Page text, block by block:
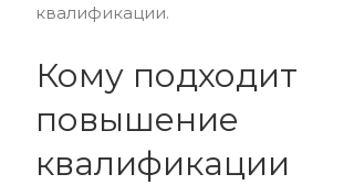
квалификации.
Кому подходит
повышение
квалификации